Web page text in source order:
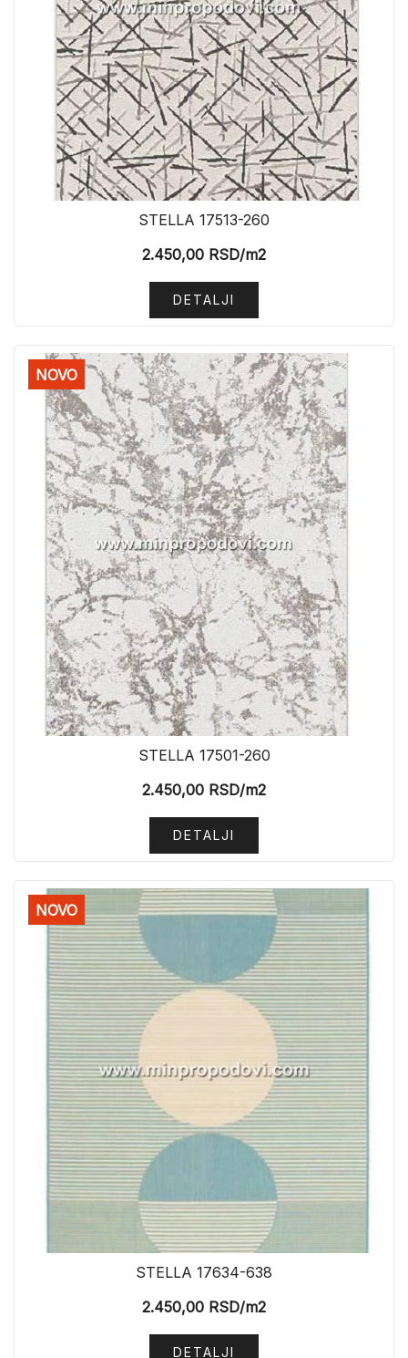
STELLA 17513-260
2.450,00 RSD/m2
DETALJI
NOVO
STELLA 17501-260
2.450,00 RSD/m2
DETALJI
NOVO
STELLA 17634-638
2.450,00 RSD/m2
DETALJI